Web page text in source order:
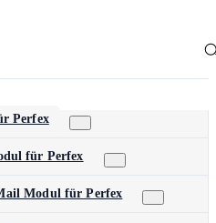
Perfex
für Perfex
Modul für Perfex